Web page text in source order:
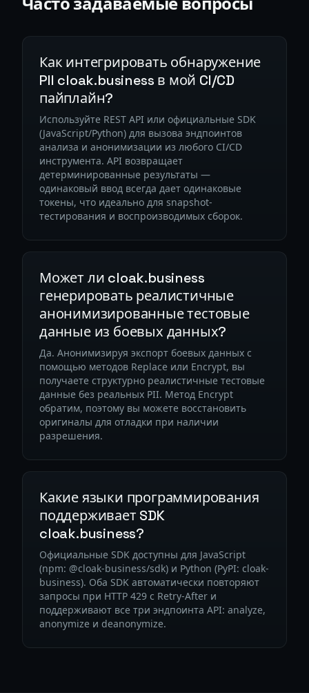
Как интегрировать обнаружение
PII cloak.business в мой CI/CD
пайплайн?
Используйте REST API или официальные SDK
(JavaScript/Python) для вызова эндпоинтов
анализа и анонимизации из любого CI/CD
инструмента. API возвращает
детерминированные результаты —
одинаковый ввод всегда дает одинаковые
токены, что идеально для snapshot-
тестирования и воспроизводимых сборок.
Может ли cloak.business
генерировать реалистичные
анонимизированные тестовые
данные из боевых данных?
Да. Анонимизируя экспорт боевых данных с
помощью методов Replace или Encrypt, вы
получаете структурно реалистичные тестовые
данные без реальных PII. Метод Encrypt
обратим, поэтому вы можете восстановить
оригиналы для отладки при наличии
разрешения.
Какие языки программирования
поддерживает SDK
cloak.business?
Официальные SDK доступны для JavaScript
(npm: @cloak-business/sdk) и Python (PyPI: cloak-
business). Оба SDK автоматически повторяют
запросы при HTTP 429 с Retry-After и
поддерживают все три эндпоинта API: analyze,
anonymize и deanonymize.